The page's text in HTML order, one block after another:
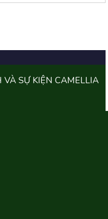
SỰ KIỆN CAMELLIA